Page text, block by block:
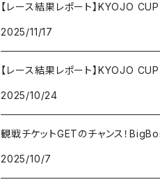
【レース結果レポート】KYOJO
2025/11/17
【レース結果レポート】KYOJO
2025/10/24
観戦チケットGETのチャンス！
2025/10/7